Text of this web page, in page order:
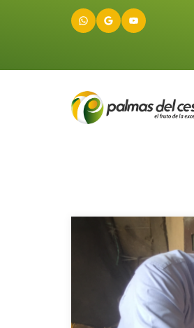
WhatsApp Google YouTube